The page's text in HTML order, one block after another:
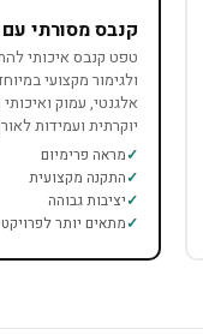
קנבס מסורתי
טפט קנבס איכותי
ולגימור מקצועי
אלגנטי, עמוק
יוקרתית ועמידות
מראה פרימיום
התקנה מקצועית
יציבות גבוהה
מתאים יותר